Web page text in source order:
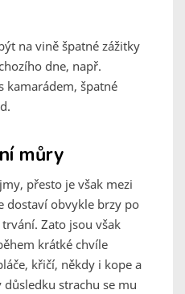
na vině špatné zážitky
dne, např.
kamarádem, špatné
můry
přesto je však mezi
dostaví obvykle brzy po
Zato jsou však
krátké chvíle
křičí, někdy i kope a
strachu se mu